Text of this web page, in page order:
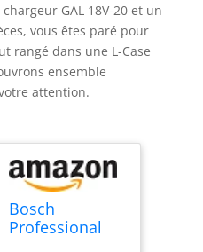
GAL 18V-20 et un
vous êtes paré pour
rangé dans une L-Case
ensemble
attention.
Bosch
Professional